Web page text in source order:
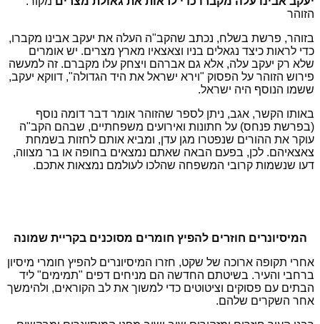
הזוהר
בזוהר, פרשת בשלח, נכתב שהקב"ה העלה את יעקב אבינו מקברו,
כדי לראות כיצד נגאלים בניו וצאצאיו מארץ מצרים. יש אומרים
שלא רק יעקב עלה, אלא גם אברהם ויצחק עלו מקברם. זה למעשה
פירוש הזוהר על הפסוק "וירא ישראל את היד הגדולה", דווקא יעקב,
ששמו הנוסף היה ישראל.
באותו הקשר, אגב, ניתן לספר שהזוהר אומר דבר דומה נוסף
(בפרשת פנחס) על חתונות ואירועים משפחתיים, שבהם הקב"ה
עוקר את ההורים שנפטרו מגן עדן, ומביא אותם לחזות בשמחת
צאצאיהם. לכן, בפעם הבאה שאתם נמצאים בחופה או בר מצווה,
דעו שנשמות קרובי המשפחה שהלכו לעולמם נמצאות אתכם.
המיסיונרים חוזרים להפיץ חומרים מסוכנים בקריית שמונה
אחרי תקופה ארוכה של שקט, חזרו המיסיונרים להפיץ חומרי מיסיון
ברחבי והעיר. בשיטתם החדשה הם מניחים דפים "תמימים" ליד
הבתים עם פסוקים וציטוטים כדי למשוך את לב הקוראים, ולהימשך
אחר השקרים שלהם.